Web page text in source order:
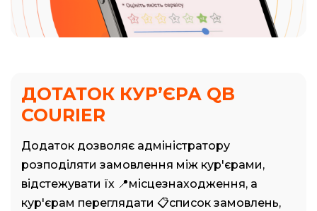
ДОТАТОК КУР’ЄРА QB
COURIER
Додаток дозволяє адміністратору
розподіляти замовлення між кур'єрами,
відстежувати їх 📍місцезнаходження, а
кур'єрам переглядати 📋список замовлень,